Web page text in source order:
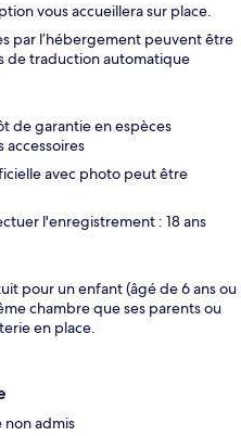
vous accueillera sur place.
par l’hébergement peuvent être
de traduction automatique
de garantie en espèces
accessoires
avec photo peut être
l'enregistrement : 18 ans
pour un enfant (âgé de 6 ans ou
chambre que ses parents ou
en place.
non admis